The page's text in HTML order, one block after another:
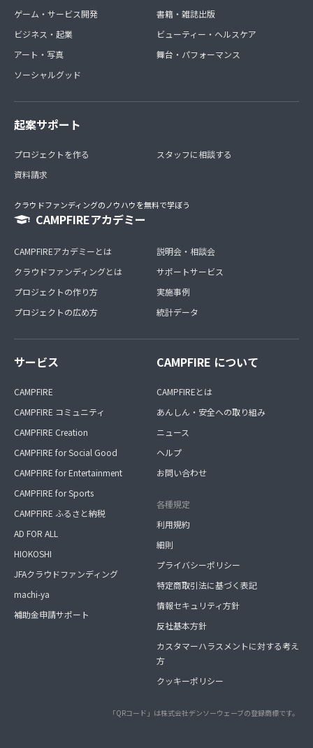
ゲーム・サービス開発
ビジネス・起業
アート・写真
ソーシャルグッド
書籍・雑誌出版
ビューティー・ヘルスケア
舞台・パフォーマンス
起案サポート
プロジェクトを作る
資料請求
スタッフに相談する
クラウドファンディングのノウハウを無料で学ぼう
CAMPFIREアカデミー
CAMPFIREアカデミーとは
クラウドファンディングとは
プロジェクトの作り方
プロジェクトの広め方
説明会・相談会
サポートサービス
実施事例
統計データ
サービス
CAMPFIRE
CAMPFIRE コミュニティ
CAMPFIRE Creation
CAMPFIRE for Social Good
CAMPFIRE for Entertainment
CAMPFIRE for Sports
CAMPFIRE ふるさと納税
AD FOR ALL
HIOKOSHI
JFAクラウドファンディング
machi-ya
補助金申請サポート
CAMPFIRE について
CAMPFIREとは
あんしん・安全への取り組み
ニュース
ヘルプ
お問い合わせ
各種規定
利用規約
細則
プライバシーポリシー
特定商取引法に基づく表記
情報セキュリティ方針
反社基本方針
カスタマーハラスメントに対する考え
方
クッキーポリシー
「QRコード」は株式会社デンソーウェーブの登録商標です。